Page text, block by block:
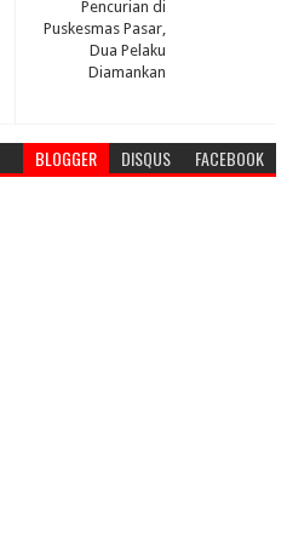
Pencurian di
Puskesmas Pasar,
Dua Pelaku
Diamankan
BLOGGER DISQUS FACEBOOK